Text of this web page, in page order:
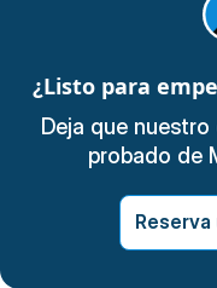
¿Listo para
Deja que
probado de